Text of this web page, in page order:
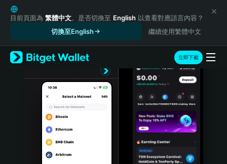
English
日本語
Русский
Español (Latinoamérica)
Türkçe
Português (Portugal)
Bahasa Indonesia
目前頁面為 繁體中文。是否切換至 English 以查看對應語言內容？
切換至English
繼續使用繁體中文
立即下載